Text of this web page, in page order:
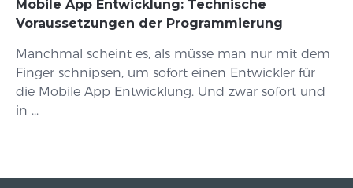
Mobile App Entwicklung: Technische
Voraussetzungen der Programmierung
Manchmal scheint es, als müsse man nur mit dem
Finger schnipsen, um sofort einen Entwickler für
die Mobile App Entwicklung. Und zwar sofort und
in ...